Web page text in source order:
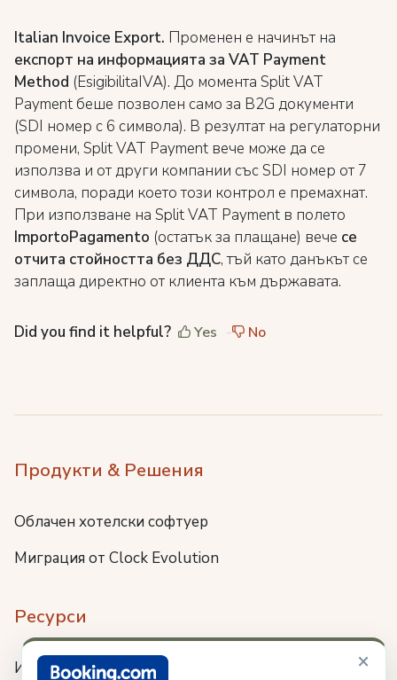
×
Italian Invoice Export. Променен е начинът на
експорт на информацията за VAT Payment
Method (EsigibilitaIVA). До момента Split VAT
Payment беше позволен само за B2G документи
(SDI номер с 6 символа). В резултат на регулаторни
промени, Split VAT Payment вече може да се
използва и от други компании със SDI номер от 7
символа, поради което този контрол е премахнат.
При използване на Split VAT Payment в полето
ImportoPagamento (остатък за плащане) вече се
отчита стойността без ДДС, тъй като данъкът се
заплаща директно от клиента към държавата.
Did you find it helpful? Yes No
Продукти & Решения
Облачен хотелски софтуер
Миграция от Clock Evolution
Ресурси
Интеграции